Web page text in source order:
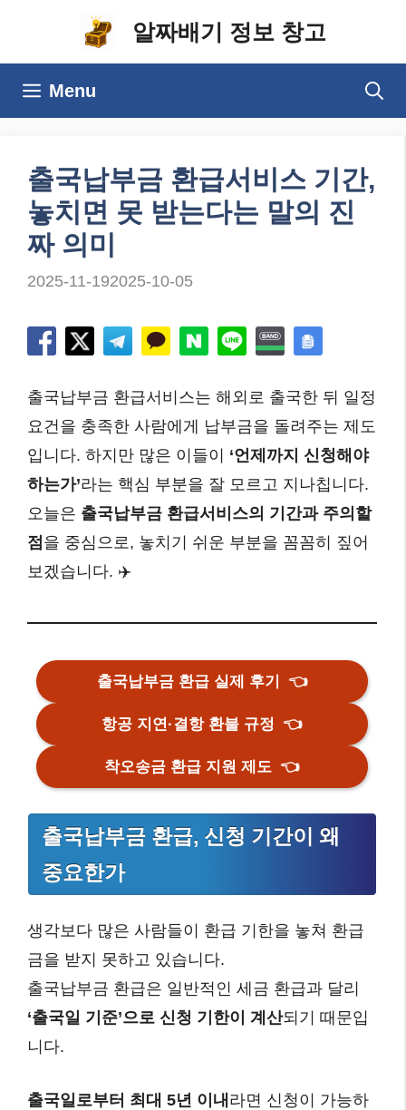
알짜배기 정보 창고
Menu
출국납부금 환급서비스 기간,
놓치면 못 받는다는 말의 진
짜 의미
2025-11-192025-10-05
출국납부금 환급서비스는 해외로 출국한 뒤 일정
요건을 충족한 사람에게 납부금을 돌려주는 제도
입니다. 하지만 많은 이들이 ‘언제까지 신청해야
하는가’라는 핵심 부분을 잘 모르고 지나칩니다.
오늘은 출국납부금 환급서비스의 기간과 주의할
점 을 중심으로, 놓치기 쉬운 부분을 꼼꼼히 짚어
보겠습니다. ✈️
출국납부금 환급 실제 후기👈
항공 지연·결항 환불 규정👈
착오송금 환급 지원 제도👈
출국납부금 환급, 신청 기간이 왜
중요한가
생각보다 많은 사람들이 환급 기한을 놓쳐 환급
금을 받지 못하고 있습니다.
출국납부금 환급은 일반적인 세금 환급과 달리
‘출국일 기준’으로 신청 기한이 계산되기 때문입
니다.
출국일로부터 최대 5년 이내 라면 신청이 가능하